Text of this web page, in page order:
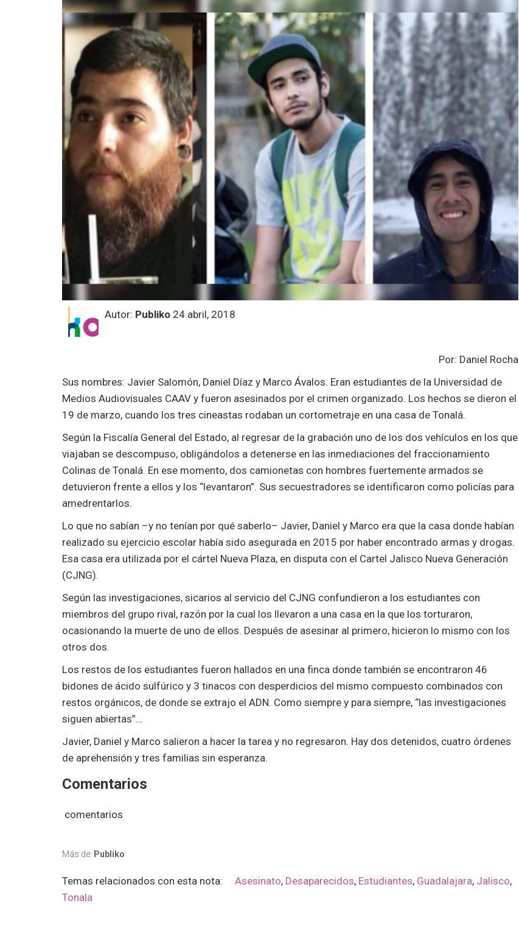
Autor: Publiko 24 abril, 2018
Por: Daniel Rocha
Sus nombres: Javier Salomón, Daniel Díaz y Marco Ávalos. Eran estudiantes de la Universidad de
Medios Audiovisuales CAAV y fueron asesinados por el crimen organizado. Los hechos se dieron el
19 de marzo, cuando los tres cineastas rodaban un cortometraje en una casa de Tonalá.
Según la Fiscalía General del Estado, al regresar de la grabación uno de los dos vehículos en los que
viajaban se descompuso, obligándolos a detenerse en las inmediaciones del fraccionamiento
Colinas de Tonalá. En ese momento, dos camionetas con hombres fuertemente armados se
detuvieron frente a ellos y los “levantaron”. Sus secuestradores se identificaron como policías para
amedrentarlos.
Lo que no sabían –y no tenían por qué saberlo– Javier, Daniel y Marco era que la casa donde habían
realizado su ejercicio escolar había sido asegurada en 2015 por haber encontrado armas y drogas.
Esa casa era utilizada por el cártel Nueva Plaza, en disputa con el Cartel Jalisco Nueva Generación
(CJNG).
Según las investigaciones, sicarios al servicio del CJNG confundieron a los estudiantes con
miembros del grupo rival, razón por la cual los llevaron a una casa en la que los torturaron,
ocasionando la muerte de uno de ellos. Después de asesinar al primero, hicieron lo mismo con los
otros dos.
Los restos de los estudiantes fueron hallados en una finca donde también se encontraron 46
bidones de ácido sulfúrico y 3 tinacos con desperdicios del mismo compuesto combinados con
restos orgánicos, de donde se extrajo el ADN. Como siempre y para siempre, “las investigaciones
siguen abiertas”…
Javier, Daniel y Marco salieron a hacer la tarea y no regresaron. Hay dos detenidos, cuatro órdenes
de aprehensión y tres familias sin esperanza.
Comentarios
comentarios
Más de: Publiko
Temas relacionados con esta nota: Asesinato, Desaparecidos, Estudiantes, Guadalajara, Jalisco,
Tonala